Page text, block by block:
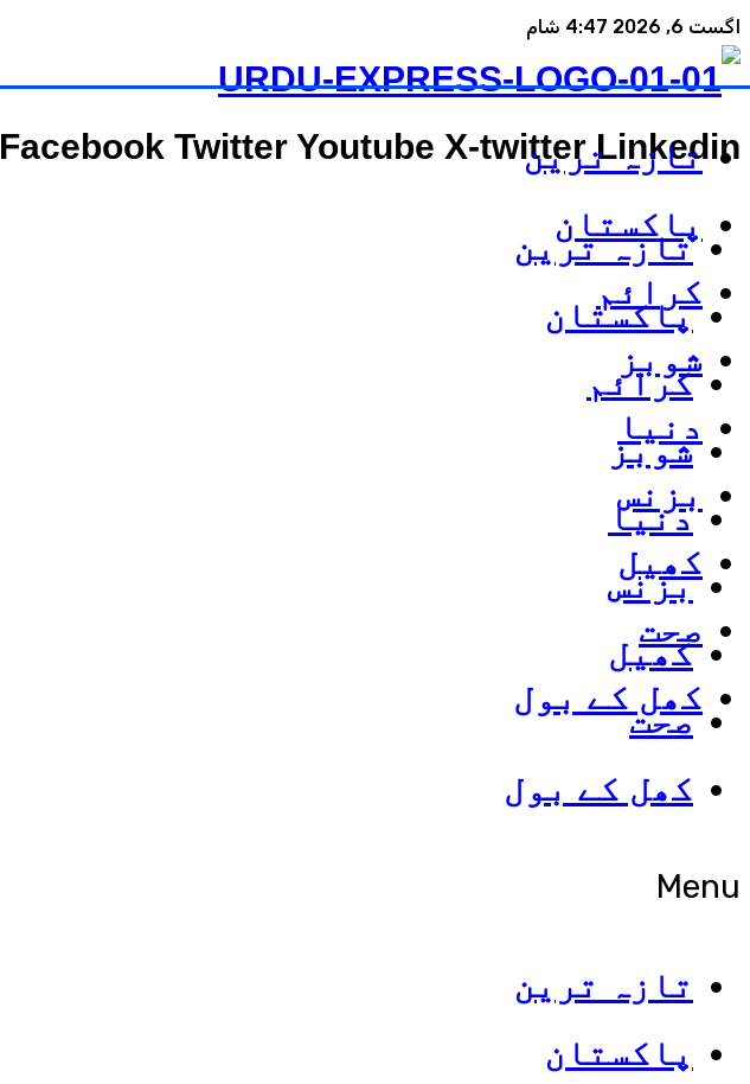
اگست 6, 2026 4:47 شام
Facebook Twitter Youtube X-twitter Linkedin
تازہ ترین
پاکستان
کرائم
شوبز
دنیا
بزنس
کھیل
صحت
کھل کے بول
Menu
تازہ ترین
پاکستان
تازہ ترین
پاکستان
کرائم
شوبز
دنیا
بزنس
کھیل
صحت
کھل کے بول